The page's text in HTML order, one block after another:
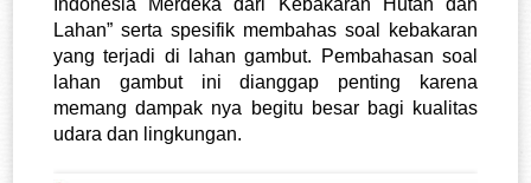
Indonesia Merdeka dari Kebakaran Hutan dan
Lahan” serta spesifik membahas soal kebakaran
yang terjadi di lahan gambut. Pembahasan soal
lahan gambut ini dianggap penting karena
memang dampak nya begitu besar bagi kualitas
udara dan lingkungan.